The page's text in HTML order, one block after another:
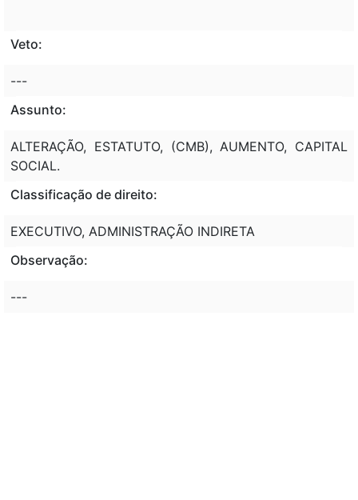
Veto:
---
Assunto:
ALTERAÇÃO, ESTATUTO, (CMB), AUMENTO, CAPITAL
SOCIAL.
Classificação de direito:
EXECUTIVO, ADMINISTRAÇÃO INDIRETA
Observação:
---